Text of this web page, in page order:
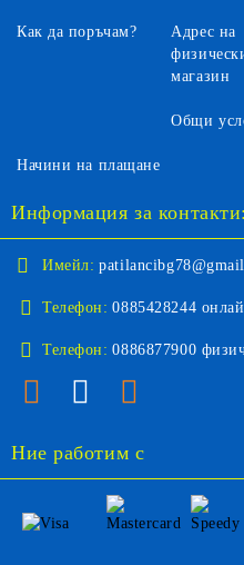
Как да поръчам?
Адрес на
магазин
Общи
Начини на плащане
Информация за контакти:
Имейл:
Телефон: 0885428244
Телефон: 0886877900
Ние работим с